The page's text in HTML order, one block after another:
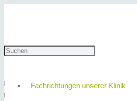
Fachrichtungen unserer Klinik
Insbesondere bei Fragestellungen mit
Unterscheidung von gutartigen und